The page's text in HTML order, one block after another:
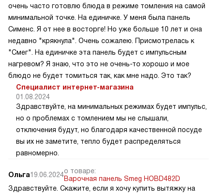
очень часто готовлю блюда в режиме томления на самой
минимальной точке. На единичке. У меня была панель
Сименс. Я от нее в восторге! Но уже больше 10 лет и она
недавно "крякнула". Очень сожалею. Присмотрелась к
"Смег". На единичке эта панель будет с импульсным
нагревом? Я знаю, что это не очень-то хорошо и мое
блюдо не будет томиться так, как мне надо. Это так?
Специалист интернет-магазина
01.08.2024
Здравствуйте, на минимальных режимах будет импульс,
но о проблемах с томлением мы не слышали,
отключения будут, но благодаря качественной посуде
вы их не заметите, тепло будет распределяться
равномерно.
Ольга19.06.2024о товаре:
Варочная панель Smeg HOBD482D
Здравствуйте. Скажите, если я хочу купить вытяжку на